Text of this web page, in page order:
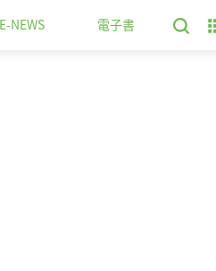
E-NEWS 電子書